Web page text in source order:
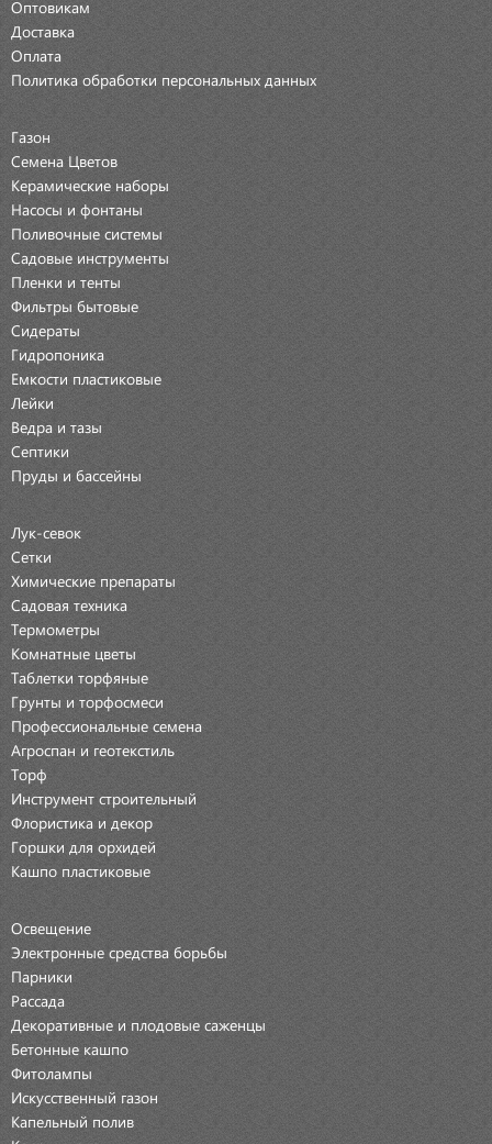
Оптовикам
Доставка
Оплата
Политика обработки персональных данных
Газон
Семена Цветов
Керамические наборы
Насосы и фонтаны
Поливочные системы
Садовые инструменты
Пленки и тенты
Фильтры бытовые
Сидераты
Гидропоника
Емкости пластиковые
Лейки
Ведра и тазы
Септики
Пруды и бассейны
Лук-севок
Сетки
Химические препараты
Садовая техника
Термометры
Комнатные цветы
Таблетки торфяные
Грунты и торфосмеси
Профессиональные семена
Агроспан и геотекстиль
Торф
Инструмент строительный
Флористика и декор
Горшки для орхидей
Кашпо пластиковые
Освещение
Электронные средства борьбы
Парники
Рассада
Декоративные и плодовые саженцы
Бетонные кашпо
Фитолампы
Искусственный газон
Капельный полив